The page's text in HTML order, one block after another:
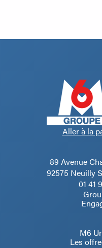
Aller à la
89 Avenue
92575 Neuilly
01 41
M6
Les